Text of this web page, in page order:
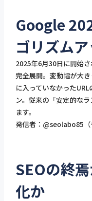
Google
ゴリズム
2025年6月30日に開始
完全展開。変動幅が大
に入っていなかった
ン。従来の「安定的な
ます。
発信者：@seolabo85（
SEOの終
化か